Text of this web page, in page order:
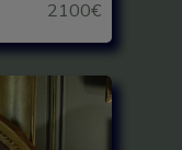
2100€